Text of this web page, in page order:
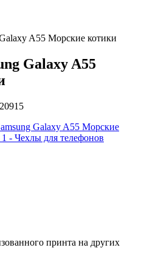
A55 Морские котики
Galaxy A55
принта на других